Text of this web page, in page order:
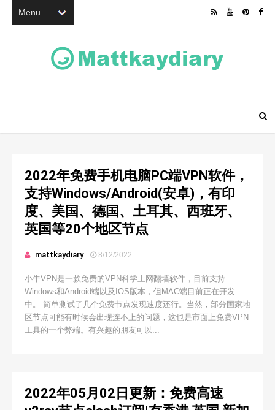
2022年免费手机电脑PC端VPN软件，
支持Windows/Android(安卓)，有印
度、美国、德国、土耳其、西班牙、
英国等20个地区节点
mattkaydiary 8/12/2022
小牛VPN是一款免费的VPN科学上网翻墙软件，目前支持
Windows和Android端以及IOS版本，但MAC端目前正在开发
中。 简单测试了几个免费节点发现速度还行。当然，部分国家地
区节点可能有时候会出现连不上的问题，这也是市面上免费VPN
工具的一个弊端。有兴趣的朋友可以...
2022年05月02日更新：免费高速